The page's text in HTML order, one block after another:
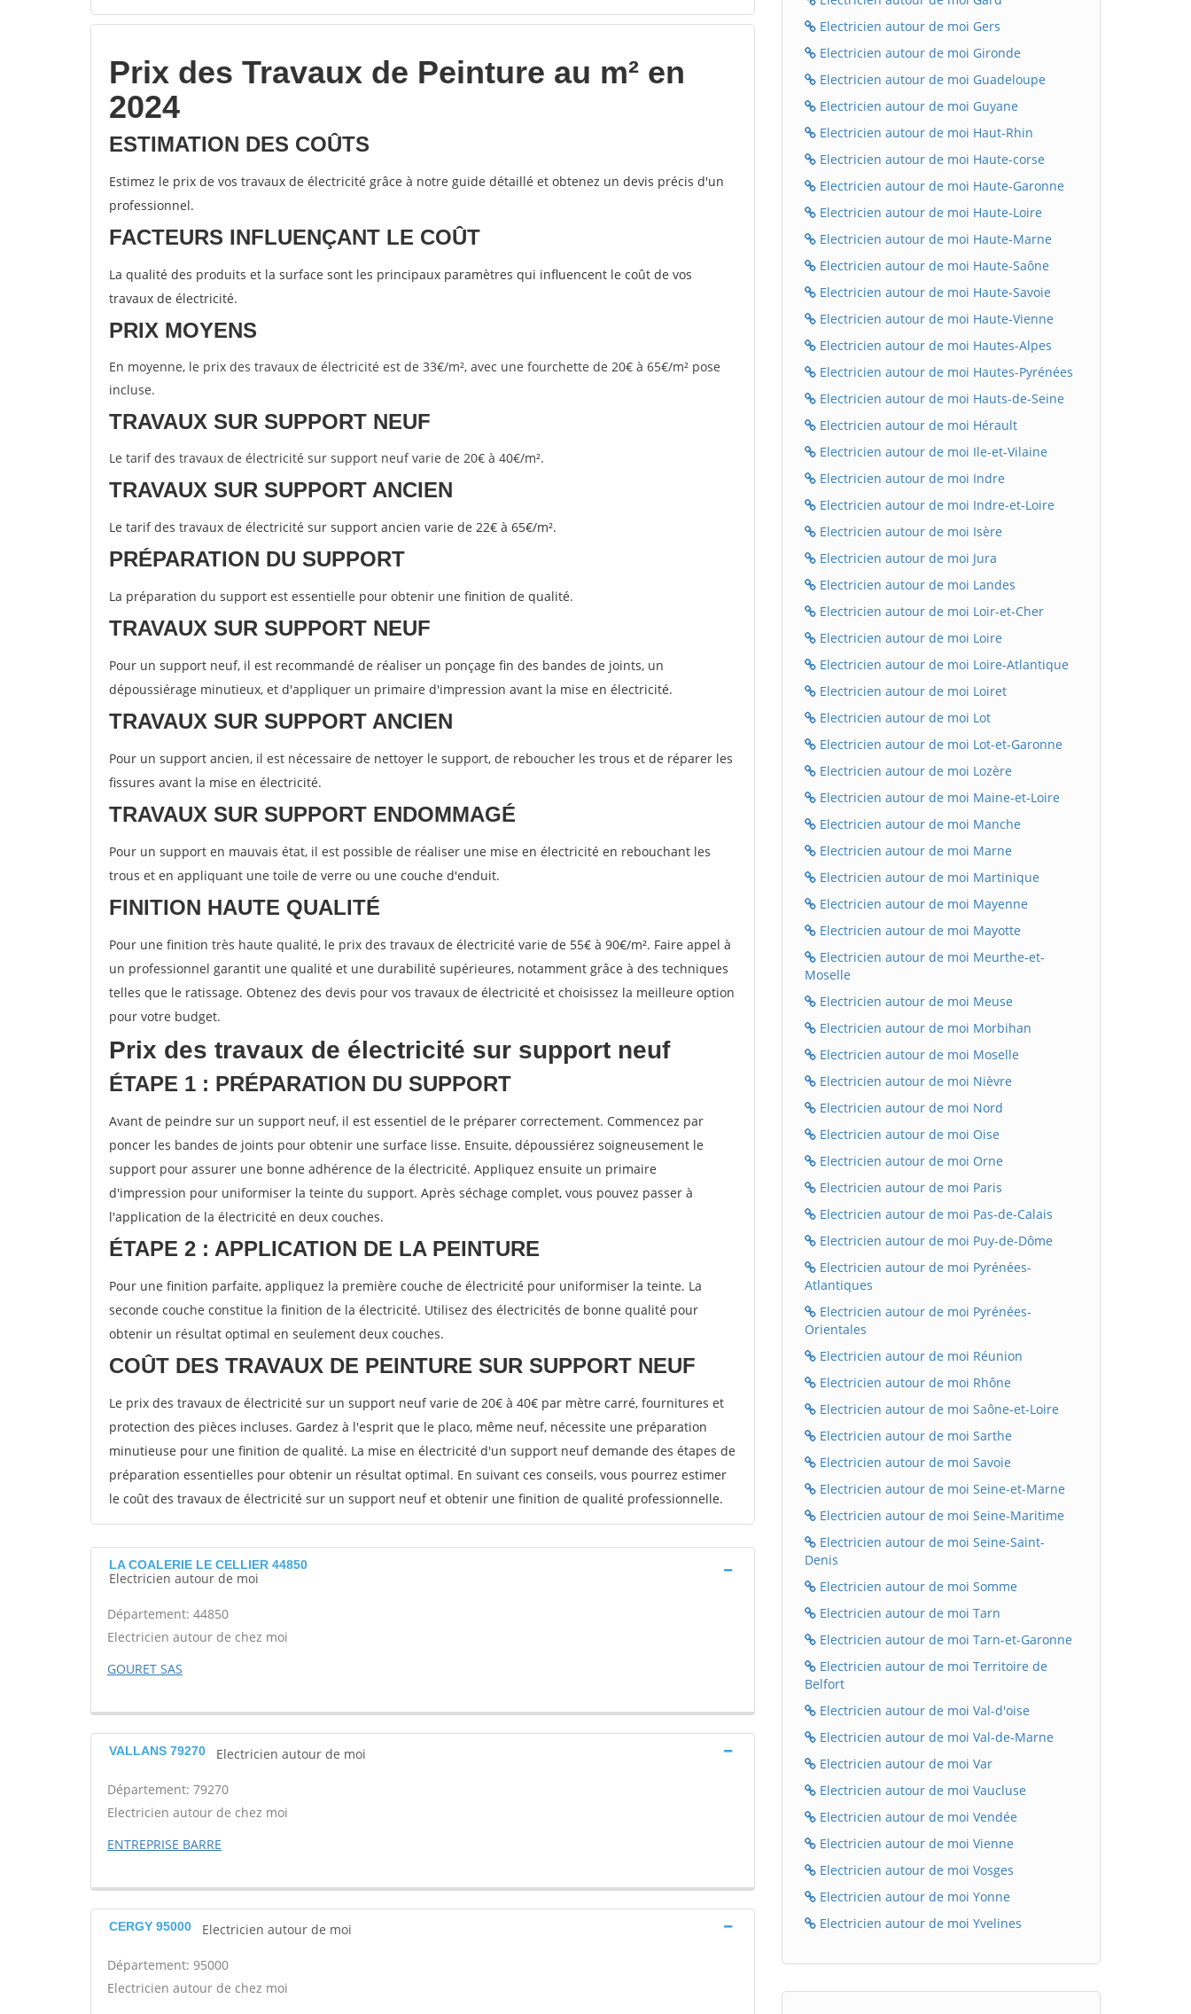
Prix des Travaux de Peinture au m² en
2024
ESTIMATION DES COÛTS
Estimez le prix de vos travaux de électricité grâce à notre guide détaillé et obtenez un devis précis d'un
professionnel.
FACTEURS INFLUENÇANT LE COÛT
La qualité des produits et la surface sont les principaux paramètres qui influencent le coût de vos
travaux de électricité.
PRIX MOYENS
En moyenne, le prix des travaux de électricité est de 33€/m², avec une fourchette de 20€ à 65€/m² pose
incluse.
TRAVAUX SUR SUPPORT NEUF
Le tarif des travaux de électricité sur support neuf varie de 20€ à 40€/m².
TRAVAUX SUR SUPPORT ANCIEN
Le tarif des travaux de électricité sur support ancien varie de 22€ à 65€/m².
PRÉPARATION DU SUPPORT
La préparation du support est essentielle pour obtenir une finition de qualité.
TRAVAUX SUR SUPPORT NEUF
Pour un support neuf, il est recommandé de réaliser un ponçage fin des bandes de joints, un
dépoussiérage minutieux, et d'appliquer un primaire d'impression avant la mise en électricité.
TRAVAUX SUR SUPPORT ANCIEN
Pour un support ancien, il est nécessaire de nettoyer le support, de reboucher les trous et de réparer les
fissures avant la mise en électricité.
TRAVAUX SUR SUPPORT ENDOMMAGÉ
Pour un support en mauvais état, il est possible de réaliser une mise en électricité en rebouchant les
trous et en appliquant une toile de verre ou une couche d'enduit.
FINITION HAUTE QUALITÉ
Pour une finition très haute qualité, le prix des travaux de électricité varie de 55€ à 90€/m². Faire appel à
un professionnel garantit une qualité et une durabilité supérieures, notamment grâce à des techniques
telles que le ratissage. Obtenez des devis pour vos travaux de électricité et choisissez la meilleure option
pour votre budget.
Prix des travaux de électricité sur support neuf
ÉTAPE 1 : PRÉPARATION DU SUPPORT
Avant de peindre sur un support neuf, il est essentiel de le préparer correctement. Commencez par
poncer les bandes de joints pour obtenir une surface lisse. Ensuite, dépoussiérez soigneusement le
support pour assurer une bonne adhérence de la électricité. Appliquez ensuite un primaire
d'impression pour uniformiser la teinte du support. Après séchage complet, vous pouvez passer à
l'application de la électricité en deux couches.
ÉTAPE 2 : APPLICATION DE LA PEINTURE
Pour une finition parfaite, appliquez la première couche de électricité pour uniformiser la teinte. La
seconde couche constitue la finition de la électricité. Utilisez des électricités de bonne qualité pour
obtenir un résultat optimal en seulement deux couches.
COÛT DES TRAVAUX DE PEINTURE SUR SUPPORT NEUF
Le prix des travaux de électricité sur un support neuf varie de 20€ à 40€ par mètre carré, fournitures et
protection des pièces incluses. Gardez à l'esprit que le placo, même neuf, nécessite une préparation
minutieuse pour une finition de qualité. La mise en électricité d'un support neuf demande des étapes de
préparation essentielles pour obtenir un résultat optimal. En suivant ces conseils, vous pourrez estimer
le coût des travaux de électricité sur un support neuf et obtenir une finition de qualité professionnelle.
LA COALERIE LE CELLIER 44850
Electricien autour de moi
Département: 44850
Electricien autour de chez moi
GOURET SAS
VALLANS 79270 Electricien autour de moi
Département: 79270
Electricien autour de chez moi
ENTREPRISE BARRE
CERGY 95000 Electricien autour de moi
Département: 95000
Electricien autour de chez moi
Electricien autour de moi Gers
Electricien autour de moi Gironde
Electricien autour de moi Guadeloupe
Electricien autour de moi Guyane
Electricien autour de moi Haut-Rhin
Electricien autour de moi Haute-corse
Electricien autour de moi Haute-Garonne
Electricien autour de moi Haute-Loire
Electricien autour de moi Haute-Marne
Electricien autour de moi Haute-Saône
Electricien autour de moi Haute-Savoie
Electricien autour de moi Haute-Vienne
Electricien autour de moi Hautes-Alpes
Electricien autour de moi Hautes-Pyrénées
Electricien autour de moi Hauts-de-Seine
Electricien autour de moi Hérault
Electricien autour de moi Ile-et-Vilaine
Electricien autour de moi Indre
Electricien autour de moi Indre-et-Loire
Electricien autour de moi Isère
Electricien autour de moi Jura
Electricien autour de moi Landes
Electricien autour de moi Loir-et-Cher
Electricien autour de moi Loire
Electricien autour de moi Loire-Atlantique
Electricien autour de moi Loiret
Electricien autour de moi Lot
Electricien autour de moi Lot-et-Garonne
Electricien autour de moi Lozère
Electricien autour de moi Maine-et-Loire
Electricien autour de moi Manche
Electricien autour de moi Marne
Electricien autour de moi Martinique
Electricien autour de moi Mayenne
Electricien autour de moi Mayotte
Electricien autour de moi Meurthe-et-
Moselle
Electricien autour de moi Meuse
Electricien autour de moi Morbihan
Electricien autour de moi Moselle
Electricien autour de moi Nièvre
Electricien autour de moi Nord
Electricien autour de moi Oise
Electricien autour de moi Orne
Electricien autour de moi Paris
Electricien autour de moi Pas-de-Calais
Electricien autour de moi Puy-de-Dôme
Electricien autour de moi Pyrénées-
Atlantiques
Electricien autour de moi Pyrénées-
Orientales
Electricien autour de moi Réunion
Electricien autour de moi Rhône
Electricien autour de moi Saône-et-Loire
Electricien autour de moi Sarthe
Electricien autour de moi Savoie
Electricien autour de moi Seine-et-Marne
Electricien autour de moi Seine-Maritime
Electricien autour de moi Seine-Saint-
Denis
Electricien autour de moi Somme
Electricien autour de moi Tarn
Electricien autour de moi Tarn-et-Garonne
Electricien autour de moi Territoire de
Belfort
Electricien autour de moi Val-d'oise
Electricien autour de moi Val-de-Marne
Electricien autour de moi Var
Electricien autour de moi Vaucluse
Electricien autour de moi Vendée
Electricien autour de moi Vienne
Electricien autour de moi Vosges
Electricien autour de moi Yonne
Electricien autour de moi Yvelines